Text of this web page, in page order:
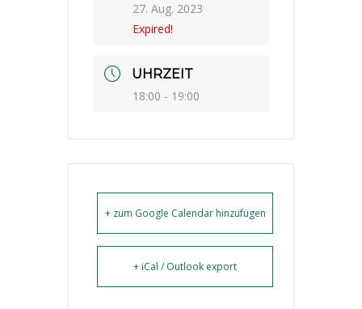
27. Aug. 2023
Expired!
UHRZEIT
18:00 - 19:00
+ zum Google Calendar hinzufügen
+ iCal / Outlook export